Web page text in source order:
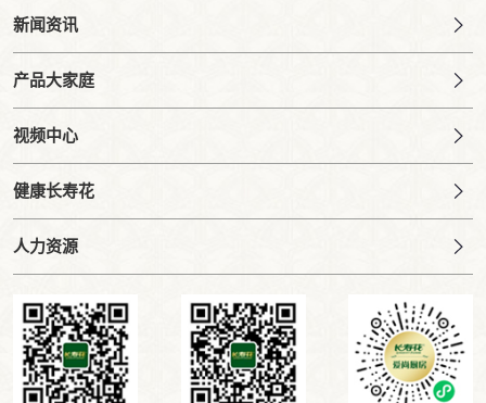
新闻资讯
产品大家庭
视频中心
健康长寿花
人力资源